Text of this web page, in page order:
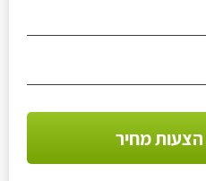
הצעות מחיר